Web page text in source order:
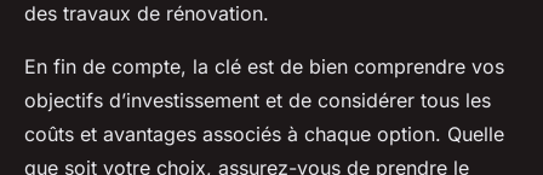
des travaux de rénovation.
En fin de compte, la clé est de bien comprendre vos
objectifs d’investissement et de considérer tous les
coûts et avantages associés à chaque option. Quelle
que soit votre choix, assurez-vous de prendre le